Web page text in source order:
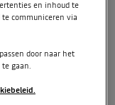
en inhoud te
communiceren via
door naar het
te gaan.